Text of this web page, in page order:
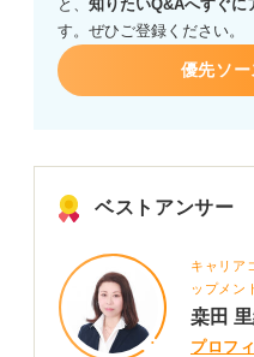
です。
と、 知りたいQ&Aへすぐに
す。ぜひご登録ください。
優先ソ
ベストアンサー
キャリア
ップメン
桒田
プロフ